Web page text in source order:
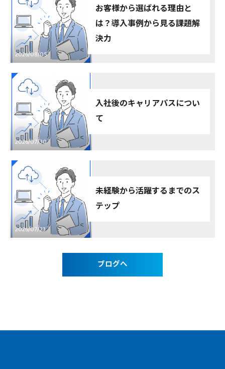
2026/08/05
お客様から選ばれる理由と
は？導入事例から見る課題解
決力
2026/07/30
入社後のキャリアパスについ
て
2026/07/23
未経験から活躍するまでのス
テップ
ブログへ